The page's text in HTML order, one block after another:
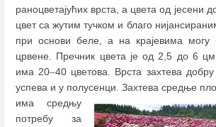
раноцветајућих врста, а цвета од јесени
цвет са жутим тучком и благо
при основи беле, а на крајевима могу
црвене. Пречник цвета је од 2,5 до 6
има 20–40 цветова. Врста захтева
успева и у полусенци. Захтева средње
има средњу
потребу за